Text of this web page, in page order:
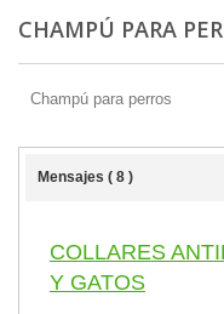
CHAMPÚ PARA
Champú para perros
Mensajes ( 8 )
COLLARES
Y GATOS